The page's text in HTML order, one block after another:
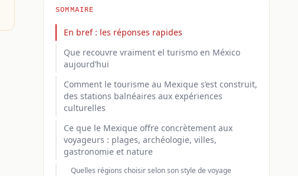
SOMMAIRE
En bref : les réponses rapides
Que recouvre vraiment el turismo en México
aujourd’hui
Comment le tourisme au Mexique s’est construit,
des stations balnéaires aux expériences
culturelles
Ce que le Mexique offre concrètement aux
voyageurs : plages, archéologie, villes,
gastronomie et nature
Quelles régions choisir selon son style de voyage